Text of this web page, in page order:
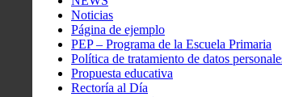
Noticias
Página de ejemplo
PEP – Programa de la Escuela Primaria
Política de tratamiento de datos
Propuesta educativa
Rectoría al Día